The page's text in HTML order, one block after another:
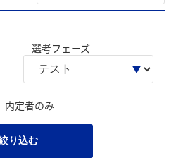
選考フェーズ
内定者のみ
り込む